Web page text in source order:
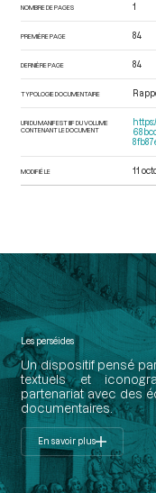
NOMBRE DE PAGES 1
PREMIÈRE PAGE 84
DERNIÈRE PAGE 84
TYPOLOGIE DOCUMENTAIRE
URI DU MANIFEST IIIF DU VOLUME
CONTENANT LE DOCUMENT
MODIFIÉ LE 11
Les perséides
Un dispositif pensé
textuels et
partenariat avec des
documentaires.
En savoir plus